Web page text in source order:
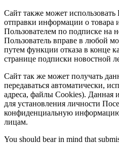
Сайт также может
отправки информации о товара
Пользователем по подписке на
Пользователь вправе в любой
путем функции отказа в конце
странице подписки новостной
Сайт так же может получать
передаваться автоматически,
адреса, файлы Cookies). Данная
для установления личности
конфиденциальную
лицам.
You should bear in mind that